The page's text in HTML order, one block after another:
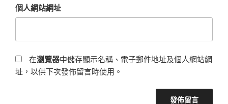
個人網站網址
在瀏覽器中儲存顯示名稱、電子郵件地址及個人網站網
址，以供下次發佈留言時使用。